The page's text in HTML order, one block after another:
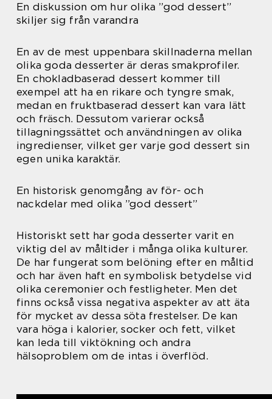
En diskussion om hur olika ”god dessert”
skiljer sig från varandra
En av de mest uppenbara skillnaderna mellan
olika goda desserter är deras smakprofiler.
En chokladbaserad dessert kommer till
exempel att ha en rikare och tyngre smak,
medan en fruktbaserad dessert kan vara lätt
och fräsch. Dessutom varierar också
tillagningssättet och användningen av olika
ingredienser, vilket ger varje god dessert sin
egen unika karaktär.
En historisk genomgång av för- och
nackdelar med olika ”god dessert”
Historiskt sett har goda desserter varit en
viktig del av måltider i många olika kulturer.
De har fungerat som belöning efter en måltid
och har även haft en symbolisk betydelse vid
olika ceremonier och festligheter. Men det
finns också vissa negativa aspekter av att äta
för mycket av dessa söta frestelser. De kan
vara höga i kalorier, socker och fett, vilket
kan leda till viktökning och andra
hälsoproblem om de intas i överflöd.